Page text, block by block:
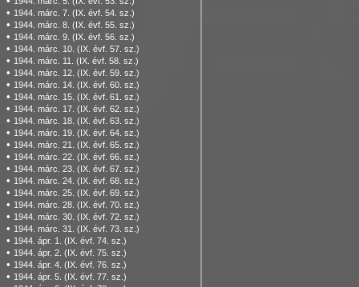
• 1944. márc. 7. (IX. évf. 54. sz.)
• 1944. márc. 8. (IX. évf. 55. sz.)
• 1944. márc. 9. (IX. évf. 56. sz.)
• 1944. márc. 10. (IX. évf. 57. sz.)
• 1944. márc. 11. (IX. évf. 58. sz.)
• 1944. márc. 12. (IX. évf. 59. sz.)
• 1944. márc. 14. (IX. évf. 60. sz.)
• 1944. márc. 15. (IX. évf. 61. sz.)
• 1944. márc. 17. (IX. évf. 62. sz.)
• 1944. márc. 18. (IX. évf. 63. sz.)
• 1944. márc. 19. (IX. évf. 64. sz.)
• 1944. márc. 21. (IX. évf. 65. sz.)
• 1944. márc. 22. (IX. évf. 66. sz.)
• 1944. márc. 23. (IX. évf. 67. sz.)
• 1944. márc. 24. (IX. évf. 68. sz.)
• 1944. márc. 25. (IX. évf. 69. sz.)
• 1944. márc. 28. (IX. évf. 70. sz.)
• 1944. márc. 30. (IX. évf. 72. sz.)
• 1944. márc. 31. (IX. évf. 73. sz.)
• 1944. ápr. 1. (IX. évf. 74. sz.)
• 1944. ápr. 2. (IX. évf. 75. sz.)
• 1944. ápr. 4. (IX. évf. 76. sz.)
• 1944. ápr. 5. (IX. évf. 77. sz.)